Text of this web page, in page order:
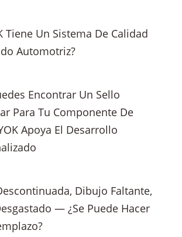
Tiene Un Sistema De Calidad
Automotriz?
Encontrar Un Sello
Para Tu Componente De
Apoya El Desarrollo
Dibujo Faltante,
— ¿Se Puede Hacer